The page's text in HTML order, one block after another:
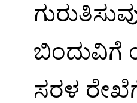
ಬಿಂದುವಿಗೆ
ಸರಳ